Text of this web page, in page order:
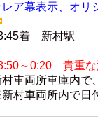
ア幕表示、オリ
着 新村駅
～0:20 貴重な
村車両所車庫内で
村車両所内で日